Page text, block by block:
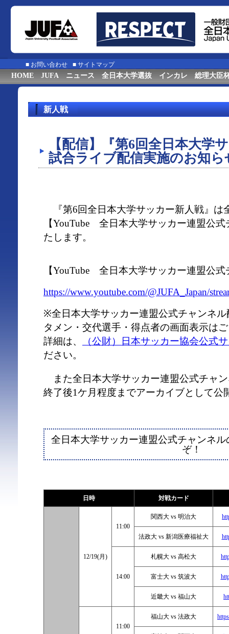
■ お問い合わせ ■ サイトマップ
HOME JUFA ニュース 全日本大学選抜 インカレ 総理大臣
新人戦
【配信】『第6回全日本大学
試合ライブ配信実施のお知ら
『第6回全日本大学サッカー新人戦』は
【YouTube 全日本大学サッカー連盟公
たします。
【YouTube 全日本大学サッカー連盟公式
https://www.youtube.com/@JUFA_Japan/
※全日本大学サッカー連盟公式チャンネ
タメン・交代選手・得点者の画面表示は
詳細は、
（公財）日本サッカー協会公式
ださい。
また全日本大学サッカー連盟公式チャ
終了後1ケ月程度までアーカイブとして公
全日本大学サッカー連盟公式チャンネル
ぞ！
日時 対戦カード
12/19(月)
11:00
関西大 vs 明治大
法政大 vs 新潟医療福祉大
14:00
札幌大 vs 高松大
富士大 vs 筑波大
近畿大 vs 福山大
11:00
福山大 vs 法政大